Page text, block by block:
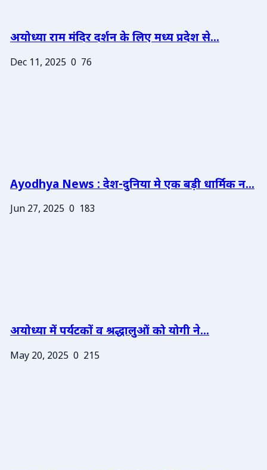
अयोध्या राम मंदिर दर्शन के लिए मध्य प्रदेश से...
Dec 11, 2025 0 76
Ayodhya News : देश-दुनिया मे एक बड़ी धार्मिक न...
Jun 27, 2025 0 183
अयोध्या में पर्यटकों व श्रद्धालुओं को योगी ने...
May 20, 2025 0 215